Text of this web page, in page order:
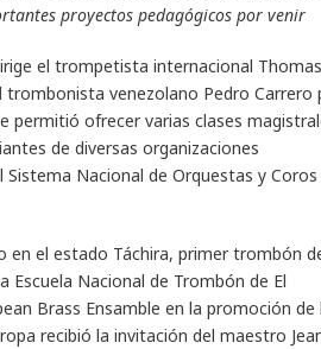
proyectos pedagógicos por venir
el trompetista internacional Thomas
venezolano Pedro Carrero
permitió ofrecer varias clases
de diversas organizaciones
Nacional de Orquestas y Coros
en el estado Táchira, primer trombón
Escuela Nacional de Trombón de El
Brass Ensamble en la promoción de
recibió la invitación del maestro